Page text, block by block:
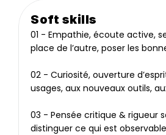
Soft skills
01 - Empathie, écoute active,
place de l’autre, poser les
02 - Curiosité, ouverture
usages, aux nouveaux outils,
03 - Pensée critique & rigueur
distinguer ce qui est